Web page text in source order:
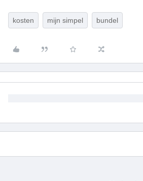
kosten mijn simpel bundel